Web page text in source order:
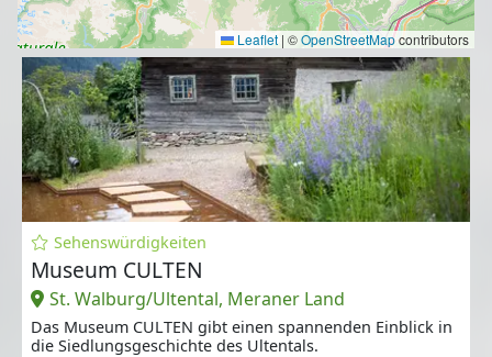
Leaflet | ©OpenStreetMapcontributors
Sehenswürdigkeiten
Museum CULTEN
St. Walburg/Ultental, Meraner Land
Das Museum CULTEN gibt einen spannenden Einblick in
die Siedlungsgeschichte des Ultentals.